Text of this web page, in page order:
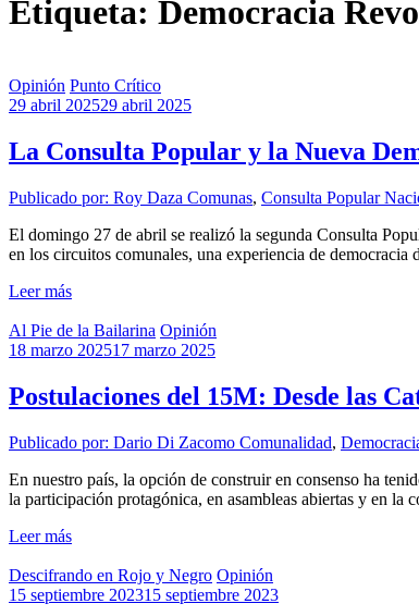
Etiqueta: Democracia
Opinión Punto Crítico
29 abril 202529 abril 2025
La Consulta Popular y la Nueva
Publicado por: Roy Daza Comunas, Consulta Popular
El domingo 27 de abril se realizó la segunda Consulta
en los circuitos comunales, una experiencia de
Leer más
Al Pie de la Bailarina Opinión
18 marzo 202517 marzo 2025
Postulaciones del 15M: Desde las
Publicado por: Dario Di Zacomo Comunalidad,
En nuestro país, la opción de construir en consenso ha
la participación protagónica, en asambleas abiertas y en
Leer más
Descifrando en Rojo y Negro Opinión
15 septiembre 202315 septiembre 2023